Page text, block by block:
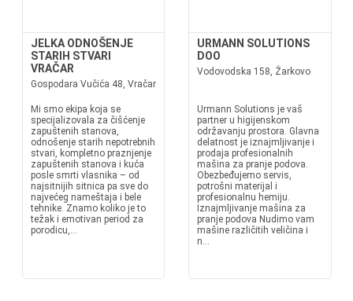
JELKA ODNOŠENJE
STARIH STVARI
VRAČAR
Gospodara Vučića 48, Vračar
Mi smo ekipa koja se
specijalizovala za čišćenje
zapuštenih stanova,
odnošenje starih nepotrebnih
stvari, kompletno praznjenje
zapuštenih stanova i kuća
posle smrti vlasnika – od
najsitnijih sitnica pa sve do
najvećeg nameštaja i bele
tehnike. Znamo koliko je to
težak i emotivan period za
porodicu,...
URMANN SOLUTIONS
DOO
Vodovodska 158, Žarkovo
Urmann Solutions je vaš
partner u higijenskom
održavanju prostora. Glavna
delatnost je iznajmljivanje i
prodaja profesionalnih
mašina za pranje podova.
Obezbeđujemo servis,
potrošni materijal i
profesionalnu hemiju.
Iznajmljivanje mašina za
pranje podova Nudimo vam
mašine različitih veličina i
n...